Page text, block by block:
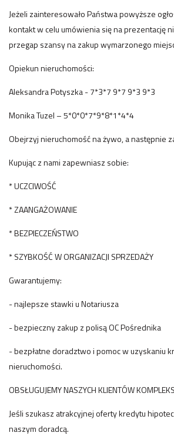
Jeżeli zainteresowało Państwa powyższe
kontakt w celu umówienia się na prezentację
przegap szansy na zakup wymarzonego
Opiekun nieruchomości:
Aleksandra Potyszka - 7*3*7 9*7 9*3 9*3
Monika Tuzel – 5*0*0*7*9*8*1*4*4
Obejrzyj nieruchomość na żywo, a następnie
Kupując z nami zapewniasz sobie:
* UCZCIWOŚĆ
* ZAANGAŻOWANIE
* BEZPIECZEŃSTWO
* SZYBKOŚĆ W ORGANIZACJI SPRZEDAŻY
Gwarantujemy:
- najlepsze stawki u Notariusza
- bezpieczny zakup z polisą OC Pośrednika
- bezpłatne doradztwo i pomoc w uzyskaniu
nieruchomości.
OBSŁUGUJEMY NASZYCH KLIENTÓW
Jeśli szukasz atrakcyjnej oferty kredytu
naszym doradcą.